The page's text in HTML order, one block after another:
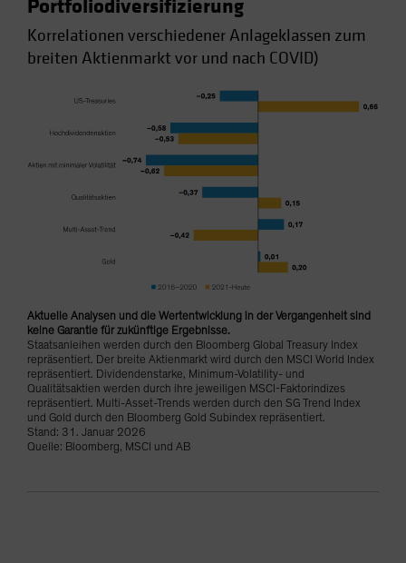
Portfoliodiversifizierung
Korrelationen verschiedener Anlageklassen zum
breiten Aktienmarkt vor und nach COVID)
Aktuelle Analysen und die Wertentwicklung in der Vergangenheit sind
keine Garantie für zukünftige Ergebnisse.
Staatsanleihen werden durch den Bloomberg Global Treasury Index
repräsentiert. Der breite Aktienmarkt wird durch den MSCI World Index
repräsentiert. Dividendenstarke, Minimum-Volatility- und
Qualitätsaktien werden durch ihre jeweiligen MSCI-Faktorindizes
repräsentiert. Multi-Asset-Trends werden durch den SG Trend Index
und Gold durch den Bloomberg Gold Subindex repräsentiert.
Stand: 31. Januar 2026
Quelle: Bloomberg, MSCI und AB